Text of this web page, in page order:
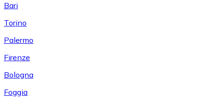
Bari
Torino
Palermo
Firenze
Bologna
Foggia